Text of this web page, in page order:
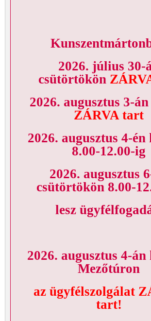
2026. július 30-
csütörtökön
2026. augusztus 3-
ZÁRVA tart
2026. augusztus 4-én
8.00-12.00-ig
2026. augusztus
csütörtökön 8.00-
lesz
2026. augusztus 4-án
Mezőtúron
az ügyfélszolgálat
tart!